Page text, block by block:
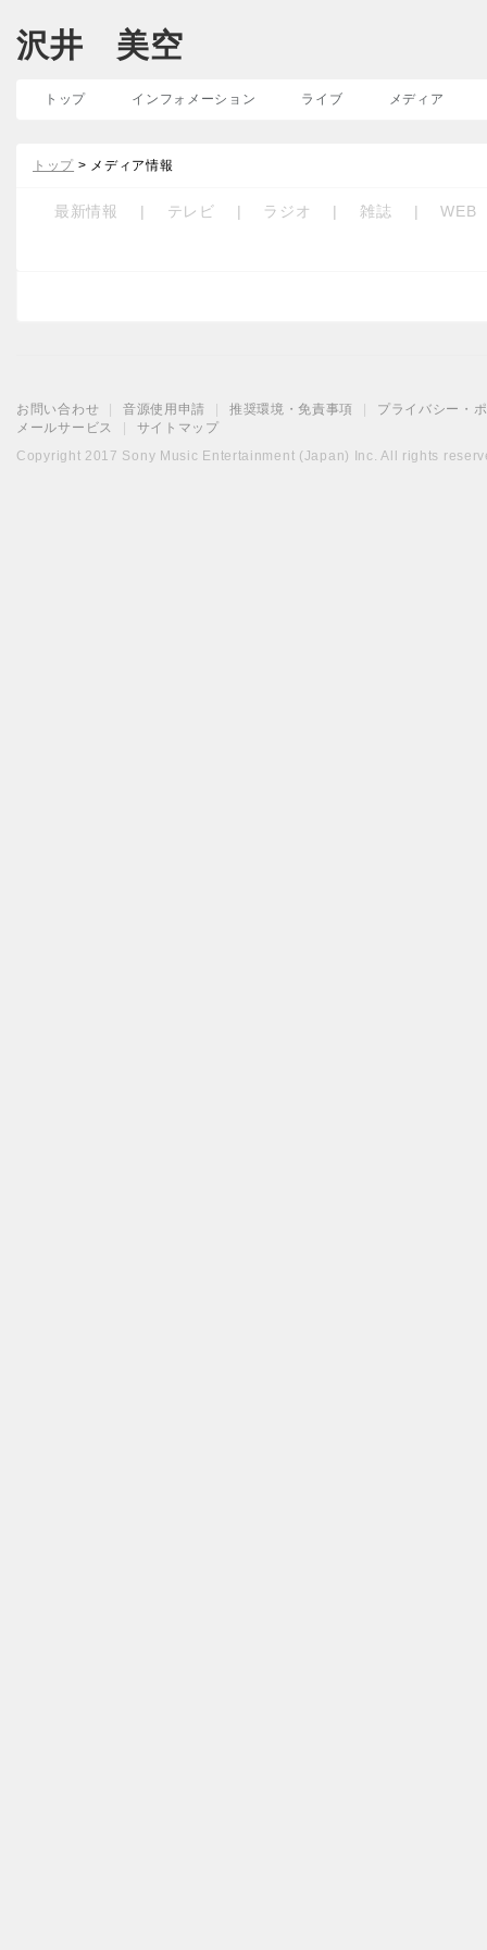
沢井 美空
トップ インフォメーション ライブ メディア
トップ > メディア情報
最新情報 | テレビ | ラジオ | 雑誌 | WEB
お問い合わせ 音源使用申請 推奨環境・免責事項
プライバシー・
メールサービス
サイトマップ
Copyright 2017 Sony Music Entertainment (Japan) Inc. All rights